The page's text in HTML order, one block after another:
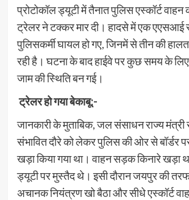
प्रोटोकॉल ड्यूटी में तैनात पुलिस एस्कॉर्ट वाहन
ट्रेलर ने टक्कर मार दी। हादसे में एक एएसआई
पुलिसकर्मी घायल हो गए, जिनमें से तीन की
रही है। घटना के बाद हाईवे पर कुछ समय के
जाम की स्थिति बन गई।
ट्रेलर हो गया बेकाबू:-
जानकारी के मुताबिक, जल संसाधन राज्य
संभावित दौरे को लेकर पुलिस की ओर से बॉर्डर
खड़ा किया गया था। वाहन सड़क किनारे खड़ा
ड्यूटी पर मुस्तैद थे। इसी दौरान जयपुर की
अचानक नियंत्रण खो बैठा और सीधे एस्कॉर्ट